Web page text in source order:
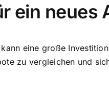
ein neues
eine große
zu vergleichen und